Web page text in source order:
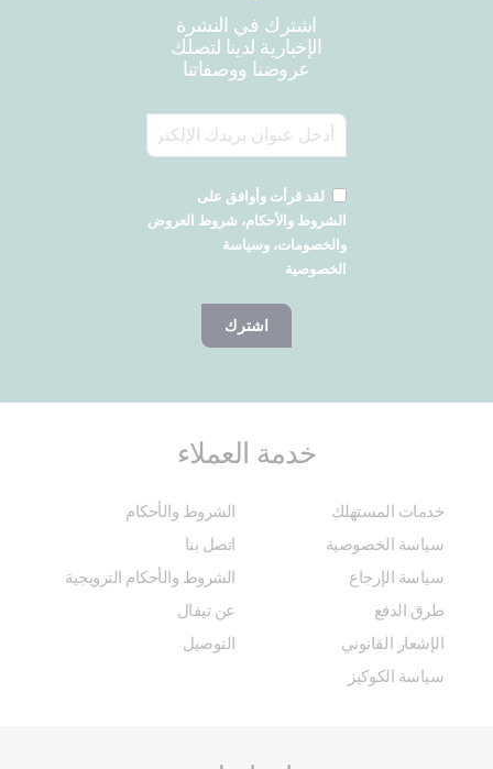
اشترك في النشرة
الإخبارية لدينا لتصلك
عروضنا ووصفاتنا
لقد قرأت وأوافق على
الشروط والأحكام، شروط العروض
والخصومات، وسياسة
الخصوصية
اشترك
خدمة العملاء
خدمات المستهلك
الشروط والأحكام
سياسة الخصوصية
اتصل بنا
سياسة الإرجاع
الشروط والأحكام الترويجية
طرق الدفع
عن تيفال
الإشعار القانوني
التوصيل
سياسة الكوكيز